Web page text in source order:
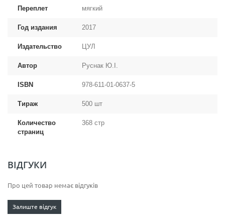
Переплет мягкий
Год издания 2017
Издательство ЦУЛ
Автор Руснак Ю.І.
ISBN 978-611-01-0637-5
Тираж 500 шт
Количество
страниц
368 стр
ВІДГУКИ
Про цей товар немає відгуків
Залиште відгук